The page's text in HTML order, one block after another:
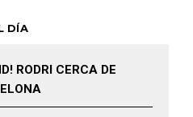
DÍA
RODRI CERCA DE